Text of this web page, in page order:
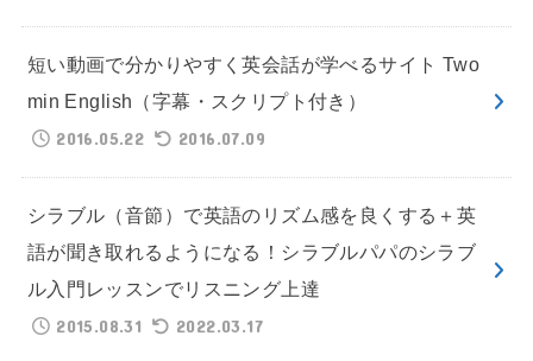
短い動画で分かりやすく英会話が学べるサイト Two
min English（字幕・スクリプト付き）
2016.05.22
2016.07.09
シラブル（音節）で英語のリズム感を良くする＋英
語が聞き取れるようになる！シラブルパパのシラブ
ル入門レッスンでリスニング上達
2015.08.31
2022.03.17